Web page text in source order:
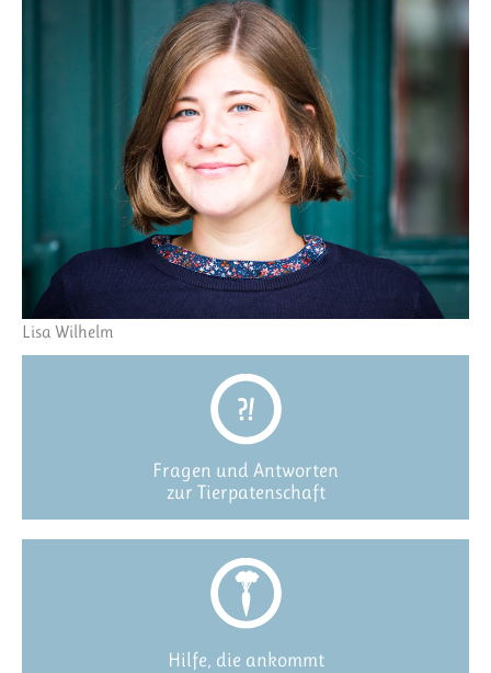
Lisa Wilhelm
Fragen und Antworten
zur Tierpatenschaft
Hilfe, die ankommt